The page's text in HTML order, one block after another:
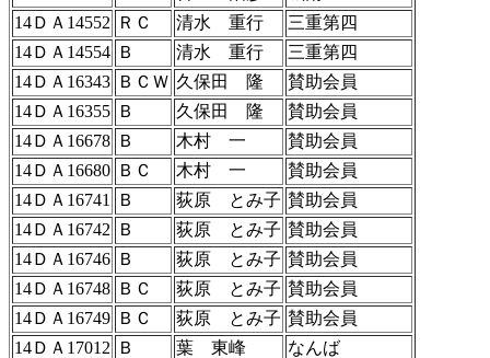
14ＤＡ14552
ＲＣ 清水 重行
三重第四
14ＤＡ14554 Ｂ 清水 重行
三重第四
14ＤＡ16343 ＢＣＷ 久保田 隆
賛助会員
14ＤＡ16355 Ｂ 久保田 隆
賛助会員
14ＤＡ16678 Ｂ 木村 一
賛助会員
14ＤＡ16680 ＢＣ 木村 一
賛助会員
14ＤＡ16741
Ｂ 荻原 とみ子 賛助会員
14ＤＡ16742
Ｂ 荻原 とみ子 賛助会員
14ＤＡ16746 Ｂ 荻原 とみ子 賛助会員
14ＤＡ16748 ＢＣ 荻原 とみ子 賛助会員
14ＤＡ16749 ＢＣ 荻原 とみ子 賛助会員
14ＤＡ17012
Ｂ 葉 東峰
なんば